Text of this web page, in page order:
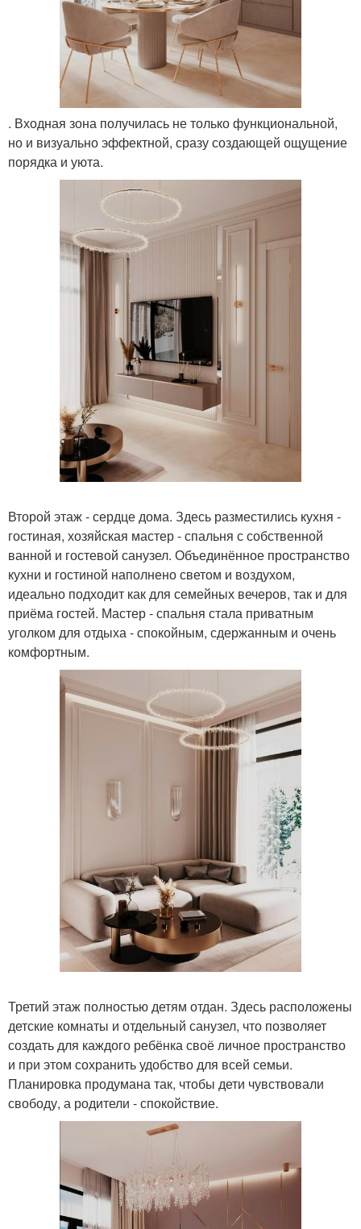
. Входная зона получилась не только функциональной,
но и визуально эффектной, сразу создающей ощущение
порядка и уюта.
Второй этаж - сердце дома. Здесь разместились кухня -
гостиная, хозяйская мастер - спальня с собственной
ванной и гостевой санузел. Объединённое пространство
кухни и гостиной наполнено светом и воздухом,
идеально подходит как для семейных вечеров, так и для
приёма гостей. Мастер - спальня стала приватным
уголком для отдыха - спокойным, сдержанным и очень
комфортным.
Третий этаж полностью детям отдан. Здесь расположены
детские комнаты и отдельный санузел, что позволяет
создать для каждого ребёнка своё личное пространство
и при этом сохранить удобство для всей семьи.
Планировка продумана так, чтобы дети чувствовали
свободу, а родители - спокойствие.